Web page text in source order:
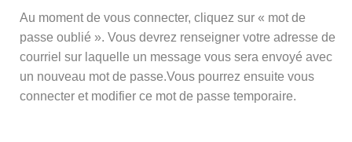
Au moment de vous connecter, cliquez sur « mot de
passe oublié ». Vous devrez renseigner votre adresse de
courriel sur laquelle un message vous sera envoyé avec
un nouveau mot de passe.Vous pourrez ensuite vous
connecter et modifier ce mot de passe temporaire.